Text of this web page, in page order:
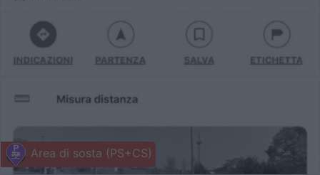
Area di sosta (PS+CS)